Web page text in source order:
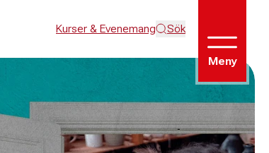
Kurser & Evenemang Sök
Meny